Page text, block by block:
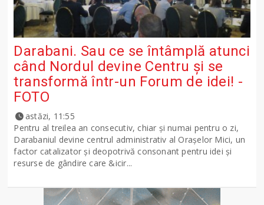
Darabani. Sau ce se întâmplă atunci
când Nordul devine Centru și se
transformă într-un Forum de idei! -
FOTO
astăzi, 11:55
Pentru al treilea an consecutiv, chiar și numai pentru o zi,
Darabaniul devine centrul administrativ al Orașelor Mici, un
factor catalizator și deopotrivă consonant pentru idei și
resurse de gândire care &icir...